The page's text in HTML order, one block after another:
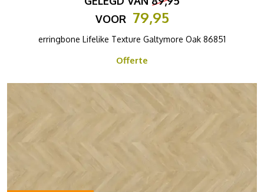
VOOR 79,95
erringbone Lifelike Texture Galtymore Oak 86851
Offerte